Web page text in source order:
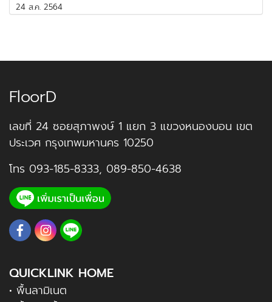
24 ส.ค. 2564
FloorD
เลขที่ 24 ซอยสุภาพงษ์ 1 แยก 3 แขวงหนองบอน เขต
ประเวศ กรุงเทพมหานคร 10250
โทร 093-185-8333, 089-850-4638
QUICKLINK HOME
• พื้นลามิเนต